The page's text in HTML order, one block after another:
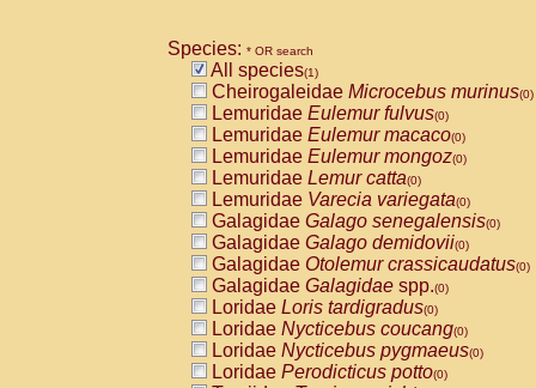
CebidaeCebus capucinus
CebidaeCebus nigrivittatus
CebidaeCebus spp.(0)
CebidaeSaimiri boliviensis(0)
CebidaeSaimiri sciureus(0)
AtelidaeAlouatta caraya(0)
AtelidaeAlouatta fusca(0)
AtelidaeAlouatta seniculus(0)
AtelidaeAlouattaspp.(0)
AtelidaeAteles belzebuth(0)
AtelidaeAteles geoffroyi(0)
AtelidaeAteles paniscus(0)
AtelidaeAtelesspp.(0)
AtelidaeLagothrix lagothricha(0)
AtelidaeLagothrix lagothricha cana
PitheciidaeCacajao calvus
Species: * OR search
All species(1)
Cheirogaleidae Microcebus murinus(0)
Lemuridae Eulemur fulvus(0)
Lemuridae Eulemur macaco(0)
Lemuridae Eulemur mongoz(0)
Lemuridae Lemur catta(0)
Lemuridae Varecia variegata(0)
Galagidae Galago senegalensis(0)
Galagidae Galago demidovii(0)
Galagidae Otolemur crassicaudatus(0)
Galagidae Galagidae spp.(0)
Loridae Loris tardigradus(0)
Loridae Nycticebus coucang(0)
Loridae Nycticebus pygmaeus(0)
Loridae Perodicticus potto(0)